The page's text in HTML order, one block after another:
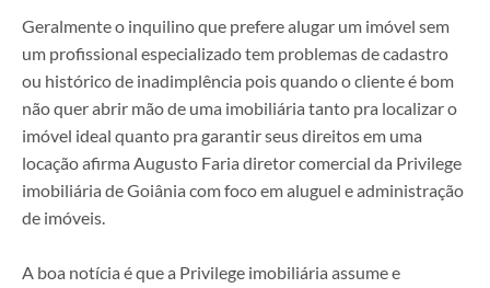
Geralmente o inquilino que prefere alugar um imóvel sem
um profissional especializado tem problemas de cadastro
ou histórico de inadimplência pois quando o cliente é bom
não quer abrir mão de uma imobiliária tanto pra localizar o
imóvel ideal quanto pra garantir seus direitos em uma
locação afirma Augusto Faria diretor comercial da Privilege
imobiliária de Goiânia com foco em aluguel e administração
de imóveis.
A boa notícia é que a Privilege imobiliária assume e